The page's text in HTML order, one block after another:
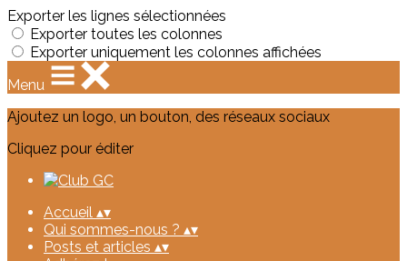
Exporter les lignes sélectionnées
Exporter toutes les colonnes
Exporter uniquement les colonnes affichées
Menu
Ajoutez un logo, un bouton, des réseaux sociaux
Cliquez pour éditer
Accueil ▴▾
Qui sommes-nous ? ▴▾
Posts et articles ▴▾